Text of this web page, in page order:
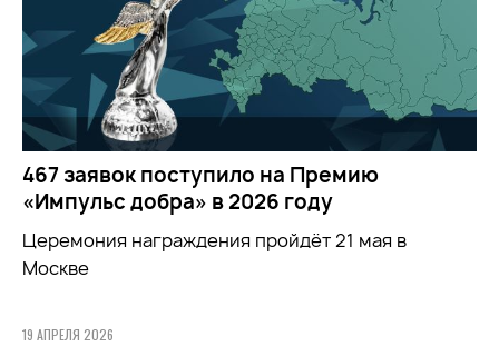
467 заявок поступило на Премию
«Импульс добра» в 2026 году
Церемония награждения пройдёт 21 мая в
Москве
19 АПРЕЛЯ 2026